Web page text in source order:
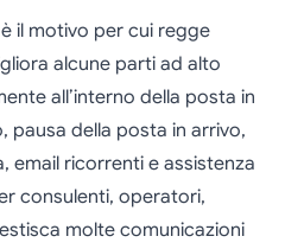
il motivo per cui regge
alcune parti ad alto
all’interno della posta in
pausa della posta in arrivo,
email ricorrenti e assistenza
consulenti, operatori,
molte comunicazioni